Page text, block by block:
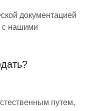
документацией
с нашими
путем,